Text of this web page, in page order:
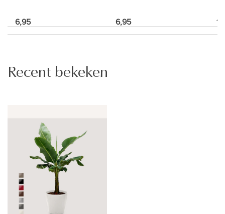
6,95 6,95
Recent bekeken